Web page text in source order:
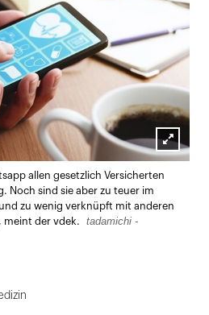
Lightbox
öffnen
allen gesetzlich Versicherten
Noch sind sie aber zu teuer im
zu wenig verknüpft mit anderen
meint der vdek.
tadamichi -